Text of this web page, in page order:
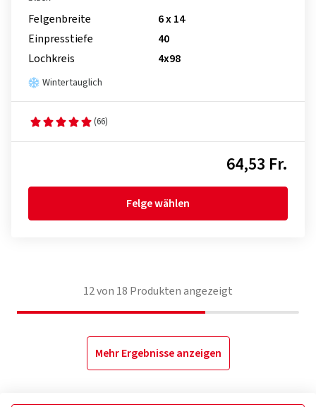
Felgenbreite
6 x 14
Einpresstiefe
40
Lochkreis
4x98
Wintertauglich
(66)
64,53 Fr.
Felge wählen
12von 18 Produkten angezeigt
Mehr Ergebnisse anzeigen